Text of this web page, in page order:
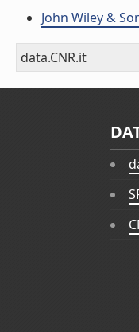
John Wiley &
data.CNR.it